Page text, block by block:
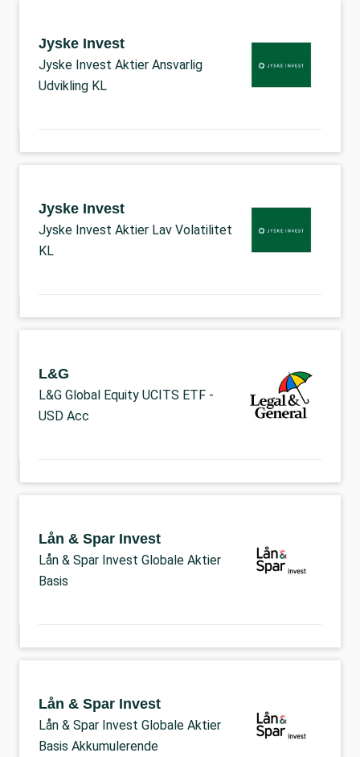
Jyske Invest
Jyske Invest Aktier Ansvarlig
Udvikling KL
Jyske Invest
Jyske Invest Aktier Lav Volatilitet
KL
L&G
L&G Global Equity UCITS ETF -
USD Acc
Lån & Spar Invest
Lån & Spar Invest Globale Aktier
Basis
Lån & Spar Invest
Lån & Spar Invest Globale Aktier
Basis Akkumulerende